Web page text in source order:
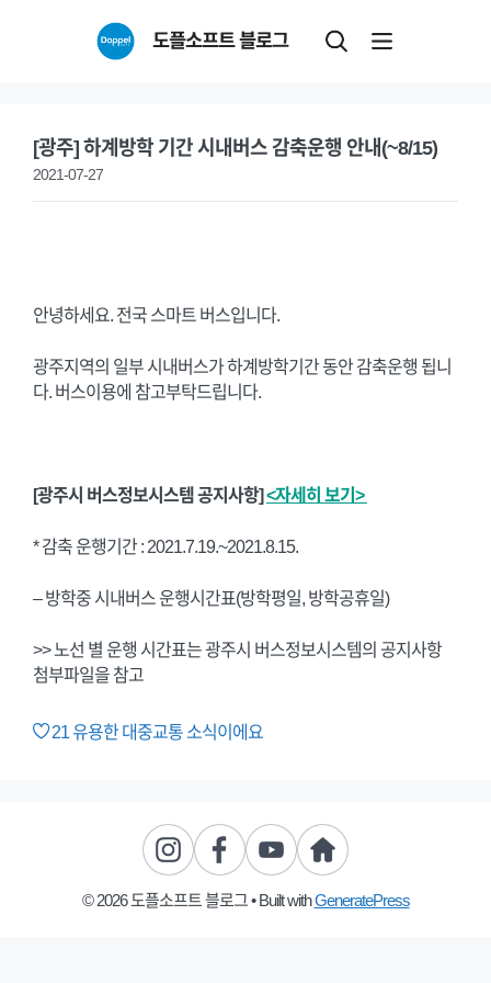
도플소프트 블로그
[광주] 하계방학 기간 시내버스 감축운행 안내(~8/15)
2021-07-27
안녕하세요. 전국 스마트 버스입니다.
광주지역의 일부 시내버스가 하계방학기간 동안 감축운행 됩니
다. 버스이용에 참고부탁드립니다.
[광주시 버스정보시스템 공지사항] <자세히 보기>
* 감축 운행기간 : 2021.7.19.~2021.8.15.
– 방학중 시내버스 운행시간표(방학평일, 방학공휴일)
>> 노선 별 운행 시간표는 광주시 버스정보시스템의 공지사항
첨부파일을 참고
21유용한 대중교통 소식이에요
© 2026 도플소프트 블로그• Built withGeneratePress